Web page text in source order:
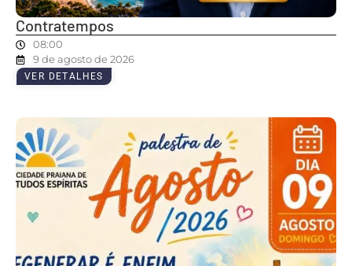
Contratempos
08:00
9 de agosto de 2026
VER DETALHES